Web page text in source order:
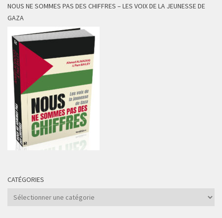
NOUS NE SOMMES PAS DES CHIFFRES – LES VOIX DE LA JEUNESSE DE
GAZA
CATÉGORIES
Catégories